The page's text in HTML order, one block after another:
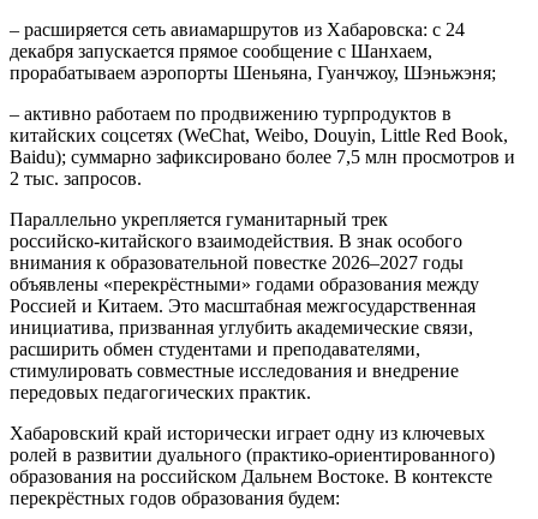
– расширяется сеть авиамаршрутов из Хабаровска: с 24
декабря запускается прямое сообщение с Шанхаем,
прорабатываем аэропорты Шеньяна, Гуанчжоу, Шэньжэня;
– активно работаем по продвижению турпродуктов в
китайских соцсетях (WeChat, Weibo, Douyin, Little Red Book,
Baidu); суммарно зафиксировано более 7,5 млн просмотров и
2 тыс. запросов.
Параллельно укрепляется гуманитарный трек
российско‑китайского взаимодействия. В знак особого
внимания к образовательной повестке 2026–2027 годы
объявлены «перекрёстными» годами образования между
Россией и Китаем. Это масштабная межгосударственная
инициатива, призванная углубить академические связи,
расширить обмен студентами и преподавателями,
стимулировать совместные исследования и внедрение
передовых педагогических практик.
Хабаровский край исторически играет одну из ключевых
ролей в развитии дуального (практико‑ориентированного)
образования на российском Дальнем Востоке. В контексте
перекрёстных годов образования будем: